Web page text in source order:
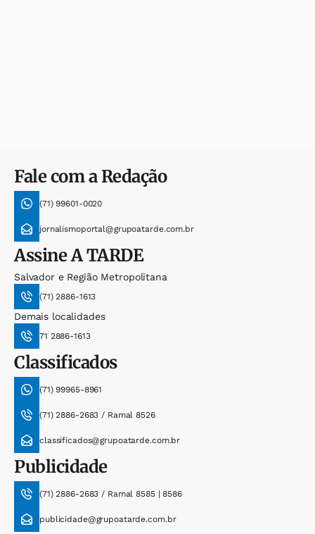
Fale com a Redação
(71) 99601-0020
jornalismoportal@grupoatarde.com.br
AssineA TARDE
Salvador e Região Metropolitana
(71) 2886-1613
Demais localidades
71 2886-1613
Classificados
(71) 99965-8961
(71) 2886-2683 / Ramal 8526
classificados@grupoatarde.com.br
Publicidade
(71) 2886-2683 / Ramal 8585 | 8586
publicidade@grupoatarde.com.br